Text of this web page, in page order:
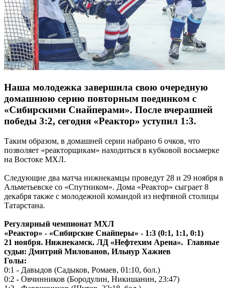
Наша молодежка завершила свою очередную
домашнюю серию повторным поединком с
«Сибирскими Снайперами». После вчерашней
победы 3:2, сегодня «Реактор» уступил 1:3.
Таким образом, в домашней серии набрано 6 очков, что
позволяет «реакторщикам» находиться в кубковой восьмерке
на Востоке МХЛ.
Следующие два матча нижнекамцы проведут 28 и 29 ноября в
Альметьевске со «Спутником». Дома «Реактор» сыграет 8
декабря также с молодежной командой из нефтяной столицы
Татарстана.
Регулярный чемпионат МХЛ
«Реактор» - «Сибирские Снайперы» - 1:3 (0:1, 1:1, 0:1)
21 ноября. Нижнекамск. ЛД «Нефтехим Арена». Главные
судьи: Дмитрий Милованов, Ильнур Хажиев
Голы:
0:1 - Давыдов (Садыков, Ромаев, 01:10, бол.)
0:2 - Овчинников (Бородулин, Никишанин, 23:47)